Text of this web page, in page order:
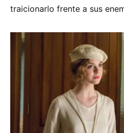
traicionarlo frente a sus